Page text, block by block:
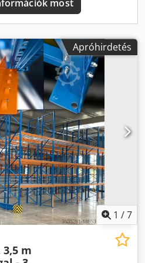
most
Apróhirdetés
1 /7
3,5 m